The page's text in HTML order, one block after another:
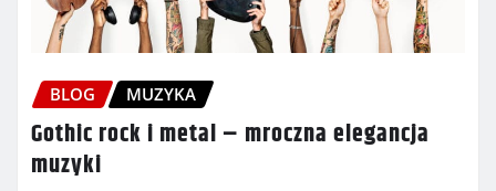
BLOG MUZYKA
Gothic rock i metal – mroczna elegancja
muzyki